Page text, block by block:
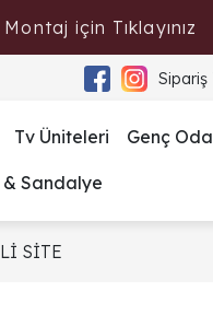
için Tıklayınız
Sipariş
Tv Üniteleri Genç
Sandalye
SİTE